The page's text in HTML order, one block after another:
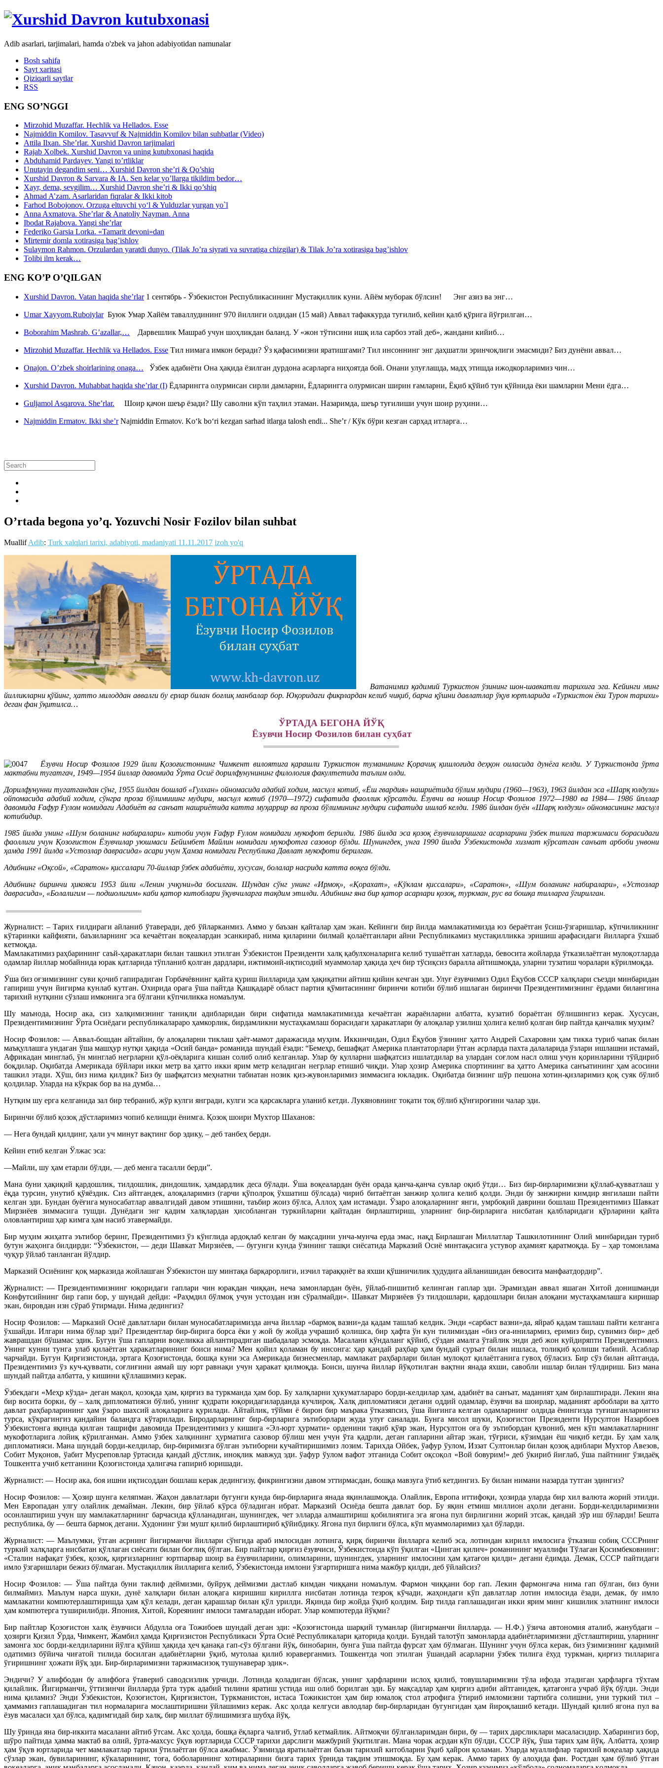
Adib asarlari, tarjimalari, hamda o'zbek va jahon adabiyotidan namunalar
Bosh sahifa
Sayt xaritasi
Qiziqarli saytlar
RSS
ENG SO’NGGI
Mirzohid Muzaffar. Hechlik va Hellados. Esse
Najmiddin Komilov. Tasavvuf & Najmiddin Komilov bilan suhbatlar (Video)
Attila Ilxan. She’rlar. Xurshid Davron tarjimalari
Rajab Xolbek. Xurshid Davron va uning kutubxonasi haqida
Abduhamid Pardayev. Yangi to’rtliklar
Unutayin degandim seni… Xurshid Davron she’ri & Qo’shiq
Xurshid Davron & Sarvara & IA. Sen kelar yo’llarga tikildim bedor…
Xayr, dema, sevgilim… Xurshid Davron she’ri & Ikki qo’shiq
Ahmad A’zam. Asarlaridan fiqralar & Ikki kitob
Farhod Bobojonov. Orzuga eltuvchi yo‘l & Yulduzlar yurgan yo`l
Anna Axmatova. She’rlar & Anatoliy Nayman. Anna
Ibodat Rajabova. Yangi she’rlar
Federiko Garsia Lorka. «Tamarit devoni»dan
Mirtemir domla xotirasiga bag’ishlov
Sulaymon Rahmon. Orzulardan yaratdi dunyo. (Tilak Jo’ra siyrati va suvratiga chizgilar) & Tilak Jo’ra xotirasiga bag’ishlov
Tolibi ilm kerak…
ENG KO’P O’QILGAN
Xurshid Davron. Vatan haqida she’rlar1 сентябрь - Ўзбекистон Республикасининг Мустақиллик куни. Айём муборак бўлсин! Энг азиз ва энг…
Umar Xayyom.RuboiylarБуюк Умар Хайём таваллудининг 970 йиллиги олдидан (15 май) Аввал тафаккурда туғилиб, кейин қалб қўрига йўғрилган…
Boborahim Mashrab. G’azallar,… Дарвешлик Машраб учун шоҳликдан баланд. У «жон тўтисини ишқ ила сарбоз этай деб», жандани кийиб…
Mirzohid Muzaffar. Hechlik va Hellados. Esse Тил нимага имкон беради? Ўз қафасимизни яратишгами? Тил инсоннинг энг даҳшатли эринчоқлиги эмасмиди? Биз дунёни аввал…
Onajon. O’zbek shoirlarining onaga… Ўзбек адабиёти Она ҳақида ёзилган дурдона асарларга ниҳоятда бой. Онани улуғлашда, мадҳ этишда ижодкорларимиз чин…
Xurshid Davron. Muhabbat haqida she’rlar (I) Ёдларингга олурмисан сирли дамларни, Ёдларингга олурмисан ширин ғамларни, Ёқиб қўйиб тун қўйнида ёки шамларни Мени ёдга…
Guljamol Asqarova. She’rlar. Шоир қачон шеър ёзади? Шу саволни кўп таҳлил этаман. Назаримда, шеър туғилиши учун шоир руҳини…
Najmiddin Ermatov. Ikki she’rNajmiddin Ermatov. Ko‘k bo‘ri kezgan sarhad itlarga talosh endi... She’r / Кўк бўри кезган сарҳад итларга…
O’rtada begona yo’q. Yozuvchi Nosir Fozilov bilan suhbat
MuallifAdib: Turk xalqlari tarixi, adabiyoti, madaniyati 11.11.2017 izoh yo'q
Ватанимиз қадимий Туркистон ўзининг шон-шавкатли тарихига эга. Кейинги минг
йилликларни қўйинг, ҳатто милоддан аввалги бу ерлар билан боғлиқ манбалар бор. Юқоридаги фикрлардан келиб чиқиб, барча қўшни давлатлар ўқув юртларида «Туркистон ёки Турон тарихи»
деган фан ўқитилса…
ЎРТАДА БЕГОНА ЙЎҚ
Ёзувчи Носир Фозилов билан суҳбат
Ёзувчи Носир Фозилов 1929 йили Қозоғистоннинг Чимкент вилоятига қарашли Туркистон туманининг Қорачиқ қишлоғида деҳқон оиласида дунёга келди. У Туркистонда ўрта
мактабни тугатгач, 1949—1954 йиллар давомида Ўрта Осиё дорилфунунининг филология факултетида таълим олди.
Дорилфунунни тугатгандан сўнг, 1955 йилдан бошлаб «Гулхан» ойномасида адабий ходим, масъул котиб, «Ёш гвардия» нашриётида бўлим мудири (1960—1963), 1963 йилдан эса «Шарқ юлдузи»
ойпомасида адабий ходим, сўнгра проза бўлимииинг мудири, масъул котиб (1970—1972) сифатида фаоллик кўрсатди. Ёзувчи ва ношир Носир Фозилов 1972—1980 ва 1984— 1986 йпллар
давомида Ғафур Ғулом номидаги Адабиёт ва санъат нашриётида катта муҳаррир ва проза бўлимининг мудири сифатида ишлаб келди. 1986 йилдан буён «Шарқ юлдузи» ойномасининг масъул
котибидир.
1985 йилда унинг «Шум боланинг набиралари» китоби учун Ғафур Ғулом номидаги мукофот берилди. 1986 йилда эса қозоқ ёзувчиларишгаг асарларини ўзбек тилига таржимаси борасидаги
фаоллиги учун Қозоғистон Ёзувчилар уюшмаси Бейимбет Майлин номидаги мукофотга сазовор бўлди. Шунингдек, унга 1990 йилда Ўзбекистонда хизмат кўрсатган санъат арбоби унвони
ҳамда 1991 йилда «Устозлар даврасида» асари учун Ҳамза номидаги Республика Давлат мукофоти берилган.
Адибнинг «Оқсой», «Саратон» қиссалари 70-йиллар ўзбек адабиёти, хусусан, болалар насрида катта воқеа бўлди.
Адибнинг биринчи ҳикояси 1953 йили «Ленин учқуни»да босилган. Шундан сўнг унинг «Ирмоқ», «Қорахат», «Кўклам қиссалари», «Саратон», «Шум боланинг набиралари», «Устозлар
даврасида», «Болалигим — подшолигим» каби қатор китоблари ўқувчиларга тақдим этилди. Адибнинг яна бир қатор асарлари қозоқ, туркман, рус ва бошқа тилларга ўгирилган.
Журналист: – Тарих ғилдираги айланиб ўтаверади, деб ўйларканмиз. Аммо у баъзан қайталар ҳам экан. Кейинги бир йилда мамлакатимизда юз бераётган ўсиш-ўзгаришлар, кўпчиликнинг
кўтаринки кайфияти, баъзиларнинг эса кечаётган воқеалардан эсанкираб, нима қиларини билмай қолаётганлари айни Республикамиз мустақилликка эришиш арафасидаги йилларга ўхшаб
кетмоқда.
Мамлакатимиз раҳбарининг саъй-ҳаракатлари билан ташкил этилган Ўзбекистон Президенти халқ қабулхоналарига келиб тушаётган хатларда, бевосита жойларда ўтказилаётган мулоқотларда
одамлар йиллар мобайнида юрак қатларида тўпланиб қолган дардлари, ижтимоий-иқтисодий муаммолар ҳақида ҳеч бир тўсиқсиз баралла айтишмоқда, уларни тузатиш чоралари кўрилмоқда.
Ўша биз оғзимизнинг суви қочиб гапирадиган Горбачёвнинг қайта қуриш йилларида ҳам ҳақиқатни айтиш қийин кечган эди. Улуғ ёзувчимиз Одил Ёқубов СССР халқлари съезди минбаридан
гапириш учун йигирма кунлаб кутган. Охирида орага ўша пайтда Қашқадарё област партия қўмитасининг биринчи котиби бўлиб ишлаган биринчи Президентимизнинг ёрдами билангина
тарихий нутқини сўзлаш имконига эга бўлгани кўпчиликка номаълум.
Шу маънода, Носир ака, сиз халқимизнинг таниқли адибларидан бири сифатида мамлакатимизда кечаётган жараёнларни албатта, кузатиб бораётган бўлишингиз керак. Хусусан,
Президентимизнинг Ўрта Осиёдаги республикалараро ҳамкорлик, бирдамликни мустаҳкамлаш борасидаги ҳаракатлари бу алоқалар узилиш ҳолига келиб қолган бир пайтда қанчалик муҳим?
Носир Фозилов: — Аввал-бошдан айтайин, бу алоқаларни тиклаш ҳаёт-мамот даражасида муҳим. Иккинчидан, Одил Ёқубов ўзининг ҳатто Андрей Сахаровни ҳам тикка туриб чапак билан
маъқуллашга ундаган ўша машҳур нутқи ҳақида «Осий банда» романида шундай ёзади: “Бемеҳр, бешафқат Америка плантаторлари ўтган асрларда пахта далаларида ўзлари ишлашни истамай,
Африкадан минглаб, ўн минглаб негрларни қўл-оёқларига кишан солиб олиб келганлар. Улар бу қулларни шафқатсиз ишлатдилар ва улардан соғлом насл олиш учун қоринларини тўйдириб
боқдилар. Оқибатда Америкада бўйлари икки метр ва ҳатто икки ярим метр келадиган негрлар етишиб чиқди. Улар ҳозир Америка спортининг ва ҳатто Америка санъатининг ҳам асосини
ташкил этади. Хўш, биз нима қилдик? Биз бу шафқатсиз меҳнатни табиатан нозик қиз-жувонларимиз зиммасига юкладик. Оқибатда бизнинг шўр пешона хотин-қизларимиз қоқ суяк бўлиб
қолдилар. Уларда на кўкрак бор ва на думба…
Нутқим шу ерга келганида зал бир тебраниб, жўр кулги янгради, кулги эса қарсакларга уланиб кетди. Лукяновнинг тоқати тоқ бўлиб қўнғироғини чалар эди.
Биринчи бўлиб қозоқ дўстларимиз чопиб келишди ёнимга. Қозоқ шоири Мухтор Шаханов:
— Нега бундай қилдинг, ҳали уч минут вақтинг бор эдику, – деб танбеҳ берди.
Кейин етиб келган Ўлжас эса:
—Майли, шу ҳам етарли бўлди, — деб менга тасалли берди”.
Мана буни ҳақиқий қардошлик, тилдошлик, диндошлик, ҳамдардлик деса бўлади. Ўша воқеалардан буён орада қанча-қанча сувлар оқиб ўтди… Биз бир-бирларимизни қўллаб-қувватлаш у
ёқда турсин, унутиб қўяёздик. Сиз айтгандек, алоқаларимиз (гарчи қўполроқ ўхшатиш бўлсада) чириб битаётган занжир ҳолига келиб қолди. Энди бу занжирни кимдир янгилаши пайти
келган эди. Бундан буёғига муносабатлар аввалгидай давом этишини, таъбир жоиз бўлса, Аллоҳ ҳам истамади. Ўзаро алоқаларнинг янги, умрбоқий даврини бошлаш Президентимиз Шавкат
Мирзиёев зиммасига тушди. Дунёдаги энг қадим халқлардан ҳисобланган туркийларни қайтадан бирлаштириш, уларнинг бир-бирларига нисбатан қалбларидаги қўрларини қайта
оловлантириш ҳар кимга ҳам насиб этавермайди.
Бир муҳим жиҳатга эътибор беринг, Президентимиз ўз кўнглида ардоқлаб келган бу мақсадини унча-мунча ерда эмас, нақд Бирлашган Миллатлар Ташкилотининг Олий минбаридан туриб
бутун жаҳонга билдирди: “Ўзбекистон, — деди Шавкат Мирзиёев, — бугунги кунда ўзининг ташқи сиёсатида Марказий Осиё минтақасига устувор аҳамият қаратмоқда. Бу – ҳар томонлама
чуқур ўйлаб танланган йўлдир.
Марказий Осиёнинг қоқ марказида жойлашган Ўзбекистон шу минтақа барқарорлиги, изчил тараққиёт ва яхши қўшничилик ҳудудига айланишидан бевосита манфаатдордир”.
Журналист: — Президентимизнинг юқоридаги гаплари чин юракдан чиққан, неча замонлардан буён, ўйлаб-пишитиб келинган гаплар эди. Эрамиздан аввал яшаган Хитой донишманди
Конфутсийнинг бир гапи бор, у шундай дейди: «Раҳмдил бўлмоқ учун устоздан изн сўралмайди». Шавкат Мирзиёев ўз тилдошлари, қардошлари билан алоқани мустаҳкамлашга киришар
экан, бировдан изн сўраб ўтирмади. Нима дедингиз?
Носир Фозилов: — Марказий Осиё давлатлари билан муносабатларимизда анча йиллар «бармоқ вазни»да қадам ташлаб келдик. Энди «сарбаст вазни»да, яйраб қадам ташлаш пайти келганга
ўхшайди. Илгари нима бўлар эди? Президентлар бир-бирига борса ёки у жой бу жойда учрашиб қолишса, бир ҳафта ўн кун тилимиздан «биз оға-инилармиз, еримиз бир, сувимиз бир» деб
жаврашдан бўшамас эдик. Бугун ўша гапларни воқеликка айлантирадиган шабадалар эсмоқда. Масалани кўндаланг қўйиб, сўздан амалга ўтайлик энди деб жон куйдиряпти Президентимиз.
Унинг кунни тунга улаб қилаётган ҳаракатларининг боиси нима? Мен қойил қоламан бу инсонга: ҳар қандай раҳбар ҳам бундай суръат билан ишласа, толиқиб қолиши табиий. Асаблар
чарчайди. Бугун Қирғизистонда, эртага Қозоғистонда, бошқа куни эса Америкада бизнесменлар, мамлакат раҳбарлари билан мулоқот қилаётганига гувоҳ бўласиз. Бир сўз билан айтганда,
Президентимиз ўз куч-қуввати, соғлиғини аямай шу юрт равнақи учун ҳаракат қилмоқда. Боиси, шунча йиллар йўқотилган вақтни янада яхши, савобли ишлар билан тўлдириш. Биз мана
шундай пайтда албатта, у кишини қўллашимиз керак.
Ўзбекдаги «Меҳр кўзда» деган мақол, қозоқда ҳам, қирғиз ва туркманда ҳам бор. Бу халқларни ҳукуматлараро борди-келдилар ҳам, адабиёт ва санъат, маданият ҳам бирлаштиради. Лекин яна
бир восита борки, бу – халқ дипломатияси бўлиб, унинг қудрати юқоридагиларданда кучлироқ. Халқ дипломатияси дегани оддий одамлар, ёзувчи ва шоирлар, маданият арбоблари ва ҳатто
давлат раҳбарларининг ҳам ўзаро шахсий алоқаларига қурилади. Айтайлик, тўйми ё бирон бир маърака ўтказяпсиз, ўша йиғинга келган одамларнинг олдида ёнингизда туғишганларингиз
турса, кўкрагингиз қандайин баландга кўтарилади. Биродарларнинг бир-бирларига эътиборлари жуда улуғ саналади. Бунга мисол шуки, Қозоғистон Президенти Нурсултон Назарбоев
Ўзбекистонга яқинда қилган ташрифи давомида Президентимиз у кишига «Эл-юрт ҳурмати» орденини тақиб қўяр экан, Нурсултон оға бу эътибордан қувониб, мен кўп мамлакатларнинг
мукофотларига лойиқ кўрилганман. Аммо ўзбек халқининг ҳурматига сазовор бўлиш мен учун ўта қадрли, деган гапларини айтар экан, тўғриси, кўзимдан ёш чиқиб кетди. Бу ҳам халқ
дипломатияси. Мана шундай борди-келдилар, бир-биримизга бўлган эътиборни кучайтиришимиз лозим. Тарихда Ойбек, ўафур ўулом, Иззат Султонлар билан қозоқ адиблари Мухтор Авезов,
Собит Муқонов, ўабит Мусреповлар ўртасида қандай дўстлик, иноқлик мавжуд эди. ўафур ўулом вафот этганида Собит оқсоқол «Вой бовурим!» деб ўкириб йиғлаб, ўша пайтнинг ўзидаёқ
Тошкентга учиб кетганини Қозоғистонда ҳалигача гапириб юришади.
Журналист: — Носир ака, боя ишни иқтисоддан бошлаш керак дедингизу, фикрингизни давом эттирмасдан, бошқа мавзуга ўтиб кетдингиз. Бу билан нимани назарда тутган эдингиз?
Носир Фозилов: — Ҳозир шунга келяпман. Жаҳон давлатлари бугунги кунда бир-бирларига янада яқинлашмоқда. Олайлик, Европа иттифоқи, ҳозирда уларда бир хил валюта жорий этилди.
Мен Европадан улгу олайлик демайман. Лекин, бир ўйлаб кўрса бўладиган ибрат. Марказий Осиёда бешта давлат бор. Бу яқин етмиш миллион аҳоли дегани. Борди-келдиларимизни
осонлаштириш учун шу мамлакатларнинг барчасида қўлланадиган, шунингдек, чет элларда алмаштириш қобилиятига эга ягона пул бирлигини жорий этсак, қандай зўр иш бўларди! Бешта
республика, бу — бешта бармоқ дегани. Худонинг ўзи мушт қилиб бирлаштириб қўйибдику. Ягона пул бирлиги бўлса, кўп муаммоларимиз ҳал бўларди.
Журналист: — Маълумки, ўтган асрнинг йигирманчи йиллари сўнгида араб имлосидан лотинга, қирқ биринчи йилларга келиб эса, лотиндан кирилл имлосига ўтказиш собиқ СССРнинг
туркий халқларга нисбатан қўллаган сиёсати билан боғлиқ бўлган. Бир пайтлар қирғиз ёзувчиси, Ўзбекистонда кўп ўқилган «Цинган қилич» романининг муаллифи Тўлаган Қосимбековнинг:
«Сталин нафақат ўзбек, қозоқ, қирғизларнинг юртпарвар шоир ва ёзувчиларини, олимларини, шунингдек, уларнинг имлосини ҳам қатағон қилди» дегани ёдимда. Демак, СССР пайтидаги
имло ўзгаришлари бежиз бўлмаган. Мустақиллик йилларига келиб, Ўзбекистонда имлони ўзгартиришга нима мажбур қилди, деб ўйлайсиз?
Носир Фозилов: — Ўша пайтда буни таклиф деймизми, буйруқ деймизми дастлаб кимдан чиққани номаълум. Фармон чиққани бор гап. Лекин фармонгача нима гап бўлган, биз буни
билмаймиз. Маълум нарса шуки, дунё халқлари билан алоқага киришиш кириллга нисбатан лотинда тезроқ кўчади, жаҳондаги кўп давлатлар лотин имлосида ёзади, демак, бу имло
мамлакатни компютерлаштиришда ҳам қўл келади, деган қарашлар билан қўл урилди. Яқинда бир жойда ўқиб қолдим. Бир тилда гаплашадиган икки ярим минг кишилик элатнинг имлоси
ҳам компютерга туширилибди. Япония, Хитой, Кореянинг имлоси тамғалардан иборат. Улар компютерда йўқми?
Бир пайтлар Қозоғистон халқ ёзувчиси Абдулла оға Тожибоев шундай деган эди: «Қозоғистонда шарқий туманлар (йигирманчи йилларда. — Н.Ф.) ўзича автономия аталиб, жанубдаги –
ҳозирги Қизил Ўрда, Чимкент, Жамбил ҳамда Қирғизистон Республикаси Ўрта Осиё Республикалари қаторида қолди. Бундай талотўп замонларда адабиётларимизни дўстлаштириш, уларнинг
замонга хос борди-келдиларини йўлга қўйиш ҳақида ҳеч қанақа гап-сўз бўлгани йўқ, бинобарин, бунга ўша пайтда фурсат ҳам бўлмаган. Шунинг учун бўлса керак, биз ўзимизнинг қадимий
одатимиз бўйича чиғатой тилида босилган адабиётларни ўқиб, мутолаа қилиб юраверганмиз. Тошкентда чоп этилган ўшандай асарларни ўзбек тилига ёхуд туркман, қирғиз тилларига
ўгиришнинг ҳожати йўқ эди. Бир-бирларимизни таржимасизоқ тушунаверар эдик».
Эндичи? У алифбодан бу алифбога ўтавериб саводсизлик урчиди. Лотинда қоладиган бўлсак, унинг ҳарфларини ислоҳ қилиб, товушларимизни тўла ифода этадиган ҳарфларга тўхтам
қилайлик. Йигирманчи, ўттизинчи йилларда ўрта турк адабий тилини яратиш устида иш олиб борилган эди. Бу мақсадлар ҳам қирғиз адиби айтганидек, қатағонга учраб йўқ бўлди. Энди
нима қиламиз? Энди Ўзбекистон, Қозоғистон, Қирғизистон, Туркманистон, истаса Тожикистон ҳам бир юмалоқ стол атрофига ўтириб имломизни тартибга солишни, уни туркий тил –
ҳаммамиз гаплашадиган тил нормаларига мослаштиришни ўйлашимиз керак. Акс ҳолда келгуси авлодлар бир-бирларидан бугунгидан ҳам йироқлашиб кетади. Шундай қилиб ягона пул ва
ёзув масаласи ҳал бўлса, қадимгидай бир халқ, бир миллат бўлишимизга шубҳа йўқ.
Шу ўринда яна бир-иккита масалани айтиб ўтсам. Акс ҳолда, бошқа ёқларга чалғиб, ўтлаб кетмайлик. Айтмоқчи бўлганларимдан бири, бу — тарих дарсликлари масаласидир. Хабарингиз бор,
шўро пайтида ҳамма мактаб ва олий, ўрта-махсус ўқув юртларида СССР тарихи дарслиги мажбурий ўқитилган. Мана чорак асрдан кўп бўлди, СССР йўқ, ўша тарих ҳам йўқ. Албатта, ҳозир
ҳам ўқув юртларида чет мамлакатлар тарихи ўтилаётган бўлса ажабмас. Ўзимизда яратилаётган баъзи тарихий китобларни ўқиб ҳайрон қоламан. Уларда муаллифлар тарихий воқеалар ҳақида
сўзлар экан, бувиларининг, кўкаларининг, тоға, боболарининг хотираларини бизга тарих ўрнида тақдим этишмоқда. Бу ҳам керак. Аммо тарих бу алоҳида фан. Ростдан ҳам бўлиб ўтган